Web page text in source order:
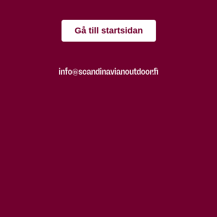
Gå till startsidan
info@scandinavianoutdoor.fi